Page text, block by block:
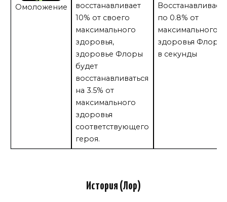
Омоложение
восстанавливает
10% от своего
максимального
здоровья,
здоровье Флоры
будет
восстанавливаться
на 3.5% от
максимального
здоровья
соответствующего
героя.
Восстанавливает
по 0.8% от
максимального
здоровья Флоры
в секунды
История (Лор)